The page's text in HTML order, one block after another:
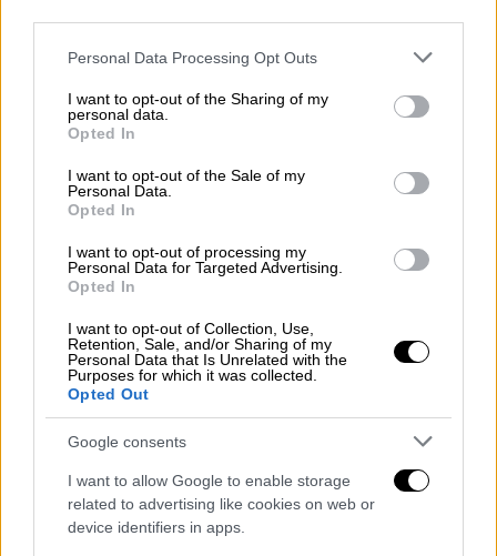
Please note that this website/app uses one or more Google
not limited to your visit or usage behaviour. You may click to
grant or deny consent to Google and its third-party tags to
use your data for below specified purposes in below Google
consent section.
Personal Data Processing Opt Outs
I want to opt-out of the Sharing of my
personal data.
Opted In
I want to opt-out of the Sale of my
Personal Data.
Opted In
I want to opt-out of processing my
Personal Data for Targeted Advertising.
Opted In
I want to opt-out of Collection, Use,
Retention, Sale, and/or Sharing of my
Personal Data that Is Unrelated with the
Purposes for which it was collected.
Opted Out
Google consents
I want to allow Google to enable storage
related to advertising like cookies on web or
device identifiers in apps.
Σήμερα 25 χρόνια μετά, το Eurobulker X
παραμένει στον βυθό του Ευβοϊκού, σε
βάθος 10 έως 35 μέτρων. Ο ιστός της
γέφυρας εξέχει περίπου τρία μέτρα πάνω
από την επιφάνεια της θάλασσας, θυμίζοντας
το δυστύχημα αλλά και αποτελώντας μόνιμη
πηγή κίνδυνου για τη ναυσιπλοΐα παρότι στο
Επειδή όμως «από αγκάθι βγαίνει ρόδο»
Eurobalker X έχει μετατραπεί σε δημοφιλή
προορισμό για αυτοδύτες, που εξερευνούν
τις επιβλητικές μεταλλικές του μάζες
καθώς και το τσιμεντένιο φορτίο που έχει
σχηματίσει μία «αυτοσχέδια» κατασκευή με
τσιμέντο και λαμαρίνες.